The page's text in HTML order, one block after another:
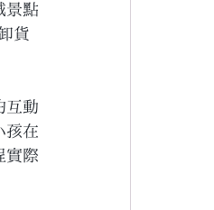
景點
貨
互動
孩在
實際